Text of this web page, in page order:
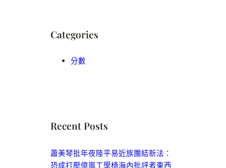
Categories
分數
Recent Posts
蕭美琴批年夜陸平易近族團結新法：
恐成打壓億嵐工學椅海內批評者東西